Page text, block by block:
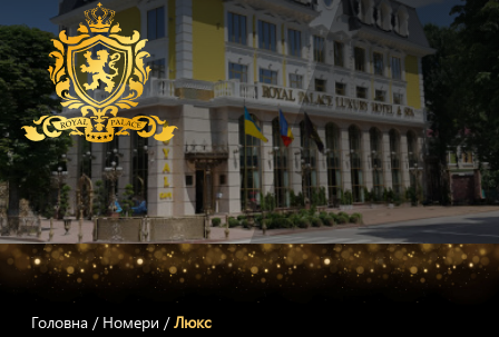
Головна / Номери /Люкс